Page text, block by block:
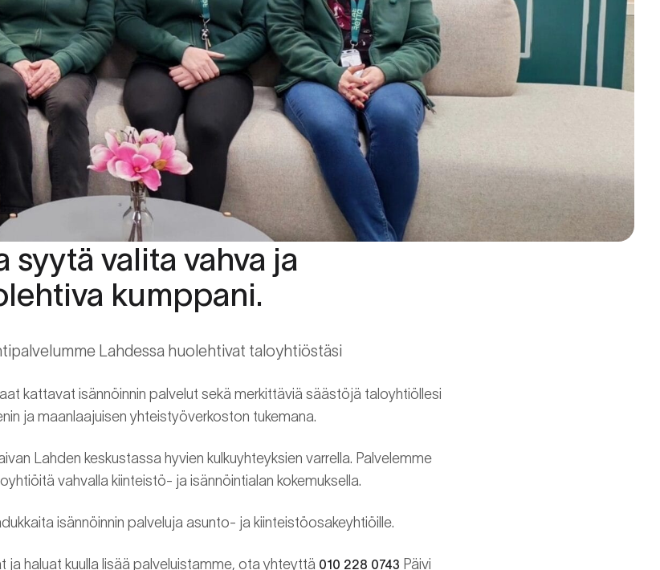
syytä valita vahva ja
kumppani.
Lahdessa huolehtivat taloyhtiöstäsi
kattavat isännöinnin palvelut sekä merkittäviä säästöjä taloyhtiöllesi
ja maanlaajuisen yhteistyöverkoston tukemana.
Lahden keskustassa hyvien kulkuyhteyksien varrella. Palvelemme
vahvalla kiinteistö- ja isännöintialan kokemuksella.
isännöinnin palveluja asunto- ja kiinteistöosakeyhtiöille.
haluat kuulla lisää palveluistamme, ota yhteyttä 010 228 0743 Päivi